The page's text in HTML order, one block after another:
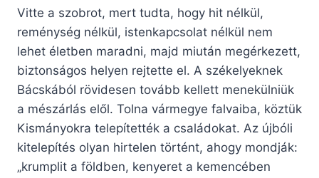
Vitte a szobrot, mert tudta, hogy hit nélkül,
reménység nélkül, istenkapcsolat nélkül nem
lehet életben maradni, majd miután megérkezett,
biztonságos helyen rejtette el. A székelyeknek
Bácskából rövidesen tovább kellett menekülniük
a mészárlás elől. Tolna vármegye falvaiba, köztük
Kismányokra telepítették a családokat. Az újbóli
kitelepítés olyan hirtelen történt, ahogy mondják:
„krumplit a földben, kenyeret a kemencében